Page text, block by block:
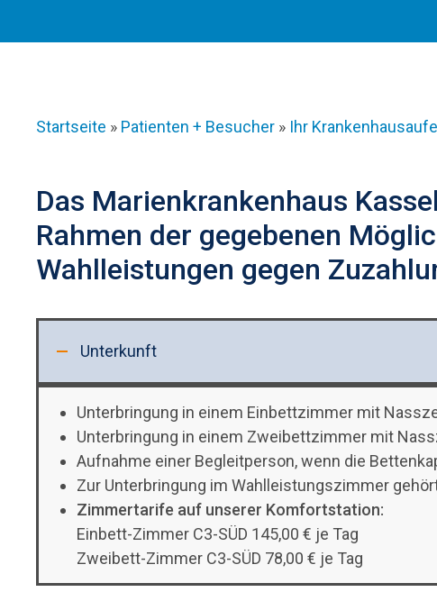
Startseite » Patienten + Besucher » Ihr
Das Marienkrankenhaus
Rahmen der gegebenen
Wahlleistungen gegen
Unterkunft
Unterbringung in einem Einbettzimmer mit
Unterbringung in einem Zweibettzimmer mit
Aufnahme einer Begleitperson, wenn die
Zur Unterbringung im Wahlleistungszimmer
Zimmertarife auf unserer Komfortstation:
Einbett-Zimmer C3-SÜD 145,00 € je Tag
Zweibett-Zimmer C3-SÜD 78,00 € je Tag